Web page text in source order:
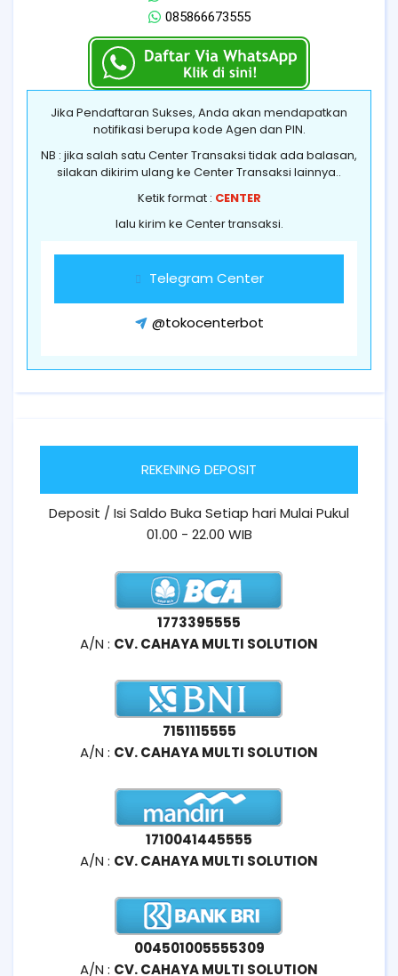
085866673555
Jika Pendaftaran Sukses, Anda akan mendapatkan
notifikasi berupa kode Agen dan PIN.
NB : jika salah satu Center Transaksi tidak ada balasan,
silakan dikirim ulang ke Center Transaksi lainnya..
Ketik format : CENTER
lalu kirim ke Center transaksi.
Telegram Center
@tokocenterbot
REKENING DEPOSIT
Deposit / Isi Saldo Buka Setiap hari Mulai Pukul
01.00 - 22.00 WIB
1773395555
A/N : CV. CAHAYA MULTI SOLUTION
7151115555
A/N : CV. CAHAYA MULTI SOLUTION
1710041445555
A/N : CV. CAHAYA MULTI SOLUTION
004501005555309
A/N : CV. CAHAYA MULTI SOLUTION